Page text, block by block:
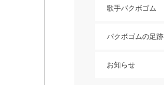
歌手パクボゴム
パクボゴムの足跡
お知らせ